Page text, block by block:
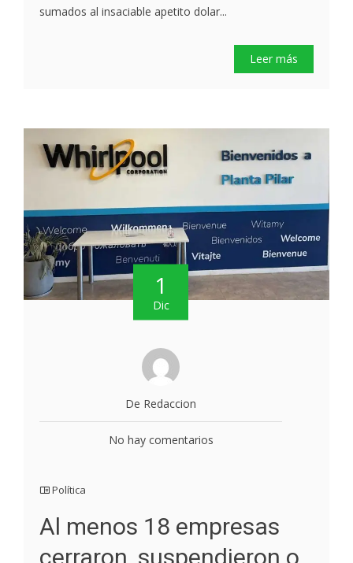
sumados al insaciable apetito dolar...
Leer más
1
Dic
De Redaccion
No hay comentarios
Política
Al menos 18 empresas
cerraron, suspendieron o